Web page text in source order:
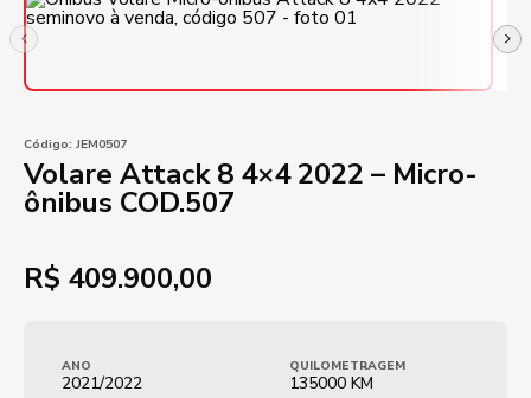
Código: JEM0507
Volare Attack 8 4×4 2022 – Micro-
ônibus COD.507
R$ 409.900,00
ANO
2021/2022
QUILOMETRAGEM
135000 KM